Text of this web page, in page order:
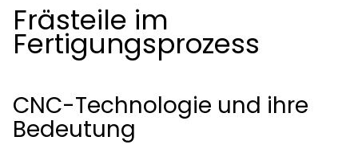
Frästeile im
Fertigungsprozess
CNC-Technologie und ihre
Bedeutung